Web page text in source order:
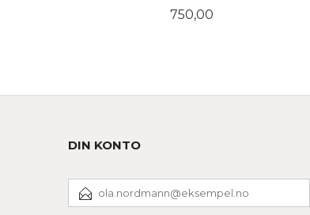
Pris
750,00
DIN KONTO
POSTADRESSE